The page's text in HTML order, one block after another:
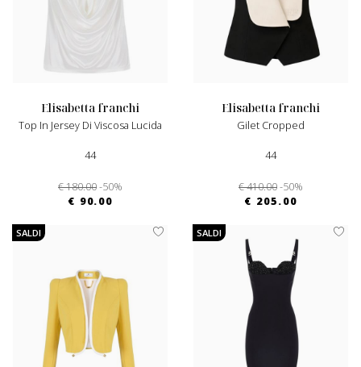
elisabetta franchi
Top In Jersey Di Viscosa Lucida
44
€ 180.00-50%
€ 90.00
elisabetta franchi
Gilet Cropped
44
€ 410.00-50%
€ 205.00
SALDI SALDI